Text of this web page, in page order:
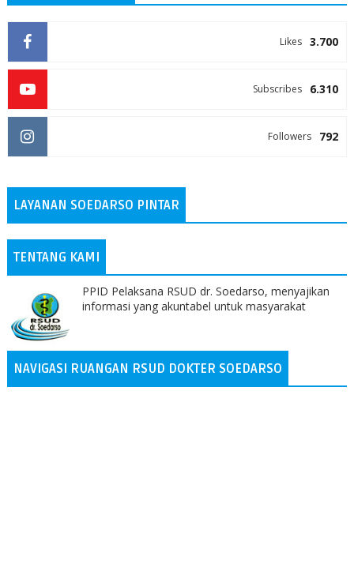
3.700
Likes
6.310
Subscribes
792
Followers
LAYANAN SOEDARSO PINTAR
TENTANG KAMI
PPID Pelaksana RSUD dr. Soedarso, menyajikan
informasi yang akuntabel untuk masyarakat
NAVIGASI RUANGAN RSUD DOKTER SOEDARSO